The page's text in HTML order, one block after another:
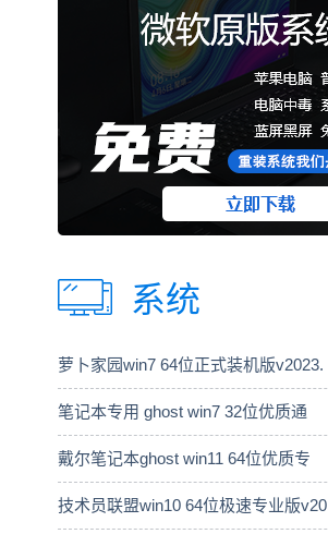
系统
萝卜家园win7 64位正式装机版v2023.
笔记本专用 ghost win7 32位优质通
戴尔笔记本ghost win11 64位优质专
技术员联盟win10 64位极速专业版v20